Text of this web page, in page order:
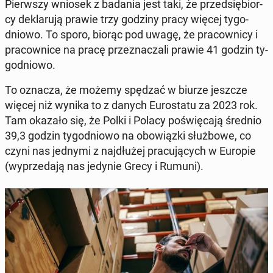
Pierw­szy wniosek z badania jest taki, że przed­się­bior­
cy de­kla­ru­ją prawie trzy godziny pracy więcej ty­go­
dnio­wo. To sporo, biorąc pod uwagę, że pra­cow­ni­cy i
pra­cow­ni­ce na pracę prze­zna­cza­li prawie 41 godzin ty­
go­dnio­wo.
To oznacza, że możemy spędzać w biurze jeszcze
więcej niż wynika to z danych Eu­ro­sta­tu za 2023 rok.
Tam okazało się, że Polki i Polacy po­świę­ca­ją średnio
39,3 godzin ty­go­dnio­wo na obo­wiąz­ki służ­bo­we, co
czyni nas jednymi z naj­dłu­żej pra­cu­ją­cych w Europie
(wy­prze­da­ją nas jedynie Grecy i Rumuni).